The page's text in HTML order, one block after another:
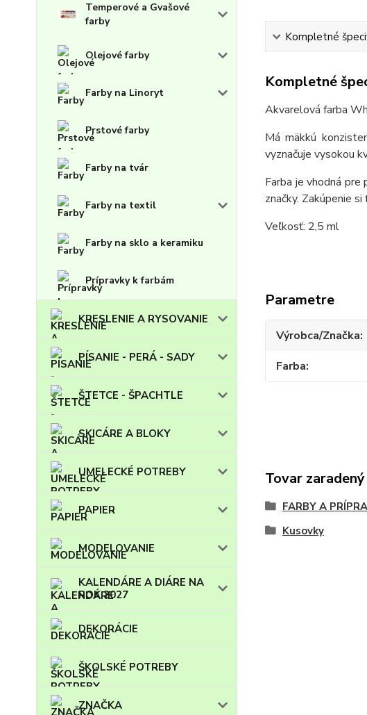
Temperové a Gvašové
farby
Olejové farby
Farby na Linoryt
Prstové farby
Farby na tvár
Farby na textil
Farby na sklo a keramiku
Prípravky k farbám
KRESLENIE A RYSOVANIE
PÍSANIE - PERÁ - SADY
ŠTETCE - ŠPACHTLE
SKICÁRE A BLOKY
UMELECKÉ POTREBY
PAPIER
MODELOVANIE
KALENDÁRE A DIÁRE NA
ROK 2027
DEKORÁCIE
ŠKOLSKÉ POTREBY
ZNAČKA
Kompletné
Kompletné
Akvarelová farba
Má mäkkú
vyznačuje vysokou
Farba je vhodná
značky. Zakúpenie
Veľkosť: 2,5 ml
Parametre
Výrobca/Značka
Farba
Tovar
FARBY A
Kusovky